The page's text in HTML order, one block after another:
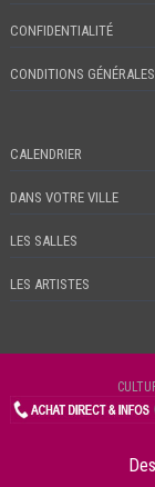
CONFIDENTIALITÉ
CONDITIONS GÉNÉRALES
CALENDRIER
DANS VOTRE VILLE
LES SALLES
LES ARTISTES